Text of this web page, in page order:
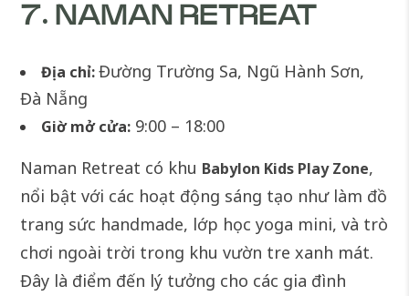
7. NAMAN RETREAT
Địa chỉ:Đường Trường Sa, Ngũ Hành Sơn,
Đà Nẵng
Giờ mở cửa: 9:00 – 18:00
Naman Retreat có khu Babylon Kids Play Zone,
nổi bật với các hoạt động sáng tạo như làm đồ
trang sức handmade, lớp học yoga mini, và trò
chơi ngoài trời trong khu vườn tre xanh mát.
Đây là điểm đến lý tưởng cho các gia đình